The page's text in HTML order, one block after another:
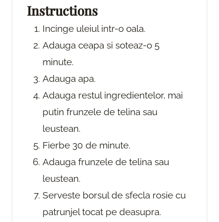
Instructions
Incinge uleiul intr-o oala.
Adauga ceapa si soteaz-o 5
minute.
Adauga apa.
Adauga restul ingredientelor, mai
putin frunzele de telina sau
leustean.
Fierbe 30 de minute.
Adauga frunzele de telina sau
leustean.
Serveste borsul de sfecla rosie cu
patrunjel tocat pe deasupra.